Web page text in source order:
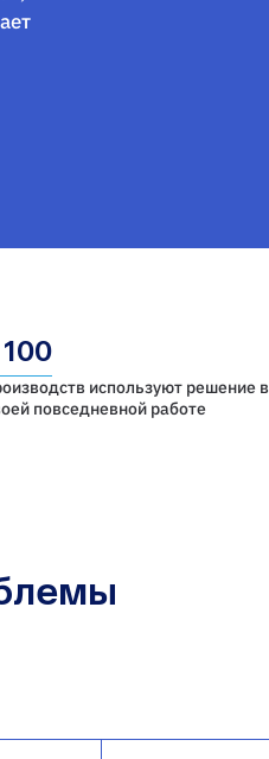
100
используют решение в
повседневной работе